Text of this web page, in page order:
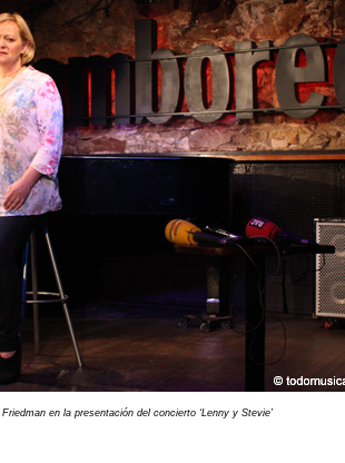
en la presentación del concierto ‘Lenny y Stevie’